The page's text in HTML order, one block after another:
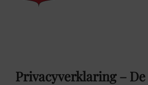
Privacyverklaring –